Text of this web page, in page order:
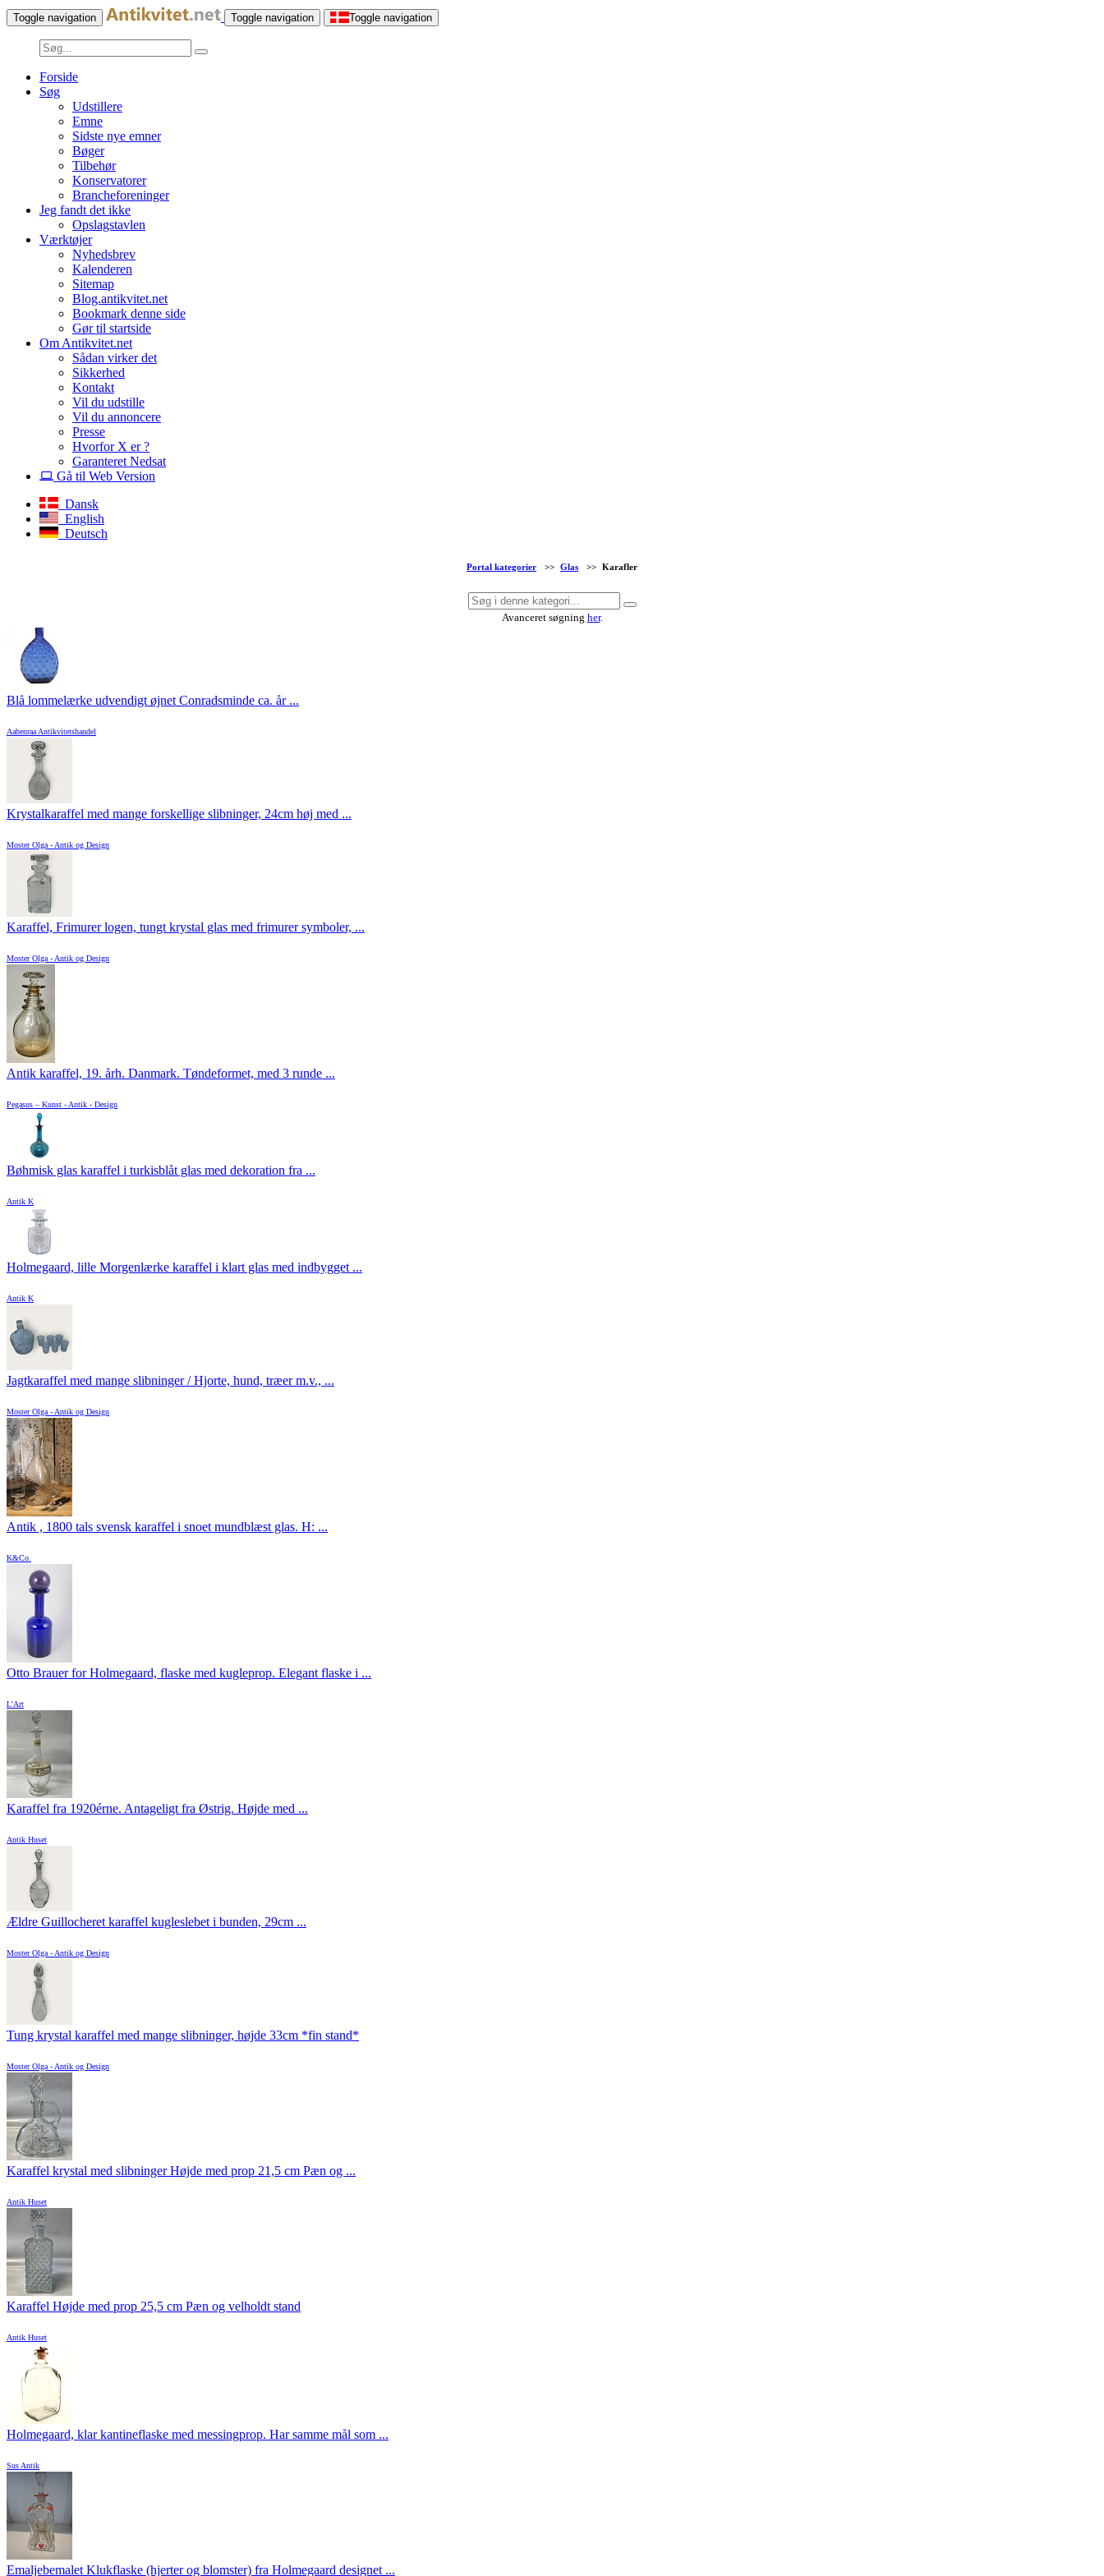
Toggle navigation Toggle navigation Toggle navigation
Forside
Søg
Udstillere
Emne
Sidste nye emner
Bøger
Tilbehør
Konservatorer
Brancheforeninger
Jeg fandt det ikke
Opslagstavlen
Værktøjer
Nyhedsbrev
Kalenderen
Sitemap
Blog.antikvitet.net
Bookmark denne side
Gør til startside
Om Antikvitet.net
Sådan virker det
Sikkerhed
Kontakt
Vil du udstille
Vil du annoncere
Presse
Hvorfor X er ?
Garanteret Nedsat
Gå til Web Version
Dansk
English
Deutsch
Portal kategorier >> Glas >> Karafler
Avanceret søgning her.
Blå lommelærke udvendigt øjnet Conradsminde ca. år ...
Aabenraa Antikvitetshandel
Krystalkaraffel med mange forskellige slibninger, 24cm høj med ...
Moster Olga - Antik og Design
Karaffel, Frimurer logen, tungt krystal glas med frimurer symboler, ...
Moster Olga - Antik og Design
Antik karaffel, 19. årh. Danmark. Tøndeformet, med 3 runde ...
Pegasus – Kunst - Antik - Design
Bøhmisk glas karaffel i turkisblåt glas med dekoration fra ...
Antik K
Holmegaard, lille Morgenlærke karaffel i klart glas med indbygget ...
Antik K
Jagtkaraffel med mange slibninger / Hjorte, hund, træer m.v., ...
Moster Olga - Antik og Design
Antik , 1800 tals svensk karaffel i snoet mundblæst glas. H: ...
K&Co.
Otto Brauer for Holmegaard, flaske med kugleprop. Elegant flaske i ...
L'Art
Karaffel fra 1920érne. Antageligt fra Østrig. Højde med ...
Antik Huset
Ældre Guillocheret karaffel kugleslebet i bunden, 29cm ...
Moster Olga - Antik og Design
Tung krystal karaffel med mange slibninger, højde 33cm *fin stand*
Moster Olga - Antik og Design
Karaffel krystal med slibninger Højde med prop 21,5 cm Pæn og ...
Antik Huset
Karaffel Højde med prop 25,5 cm Pæn og velholdt stand
Antik Huset
Holmegaard, klar kantineflaske med messingprop. Har samme mål som ...
Sus Antik
Emaljebemalet Klukflaske (hjerter og blomster) fra Holmegaard designet ...